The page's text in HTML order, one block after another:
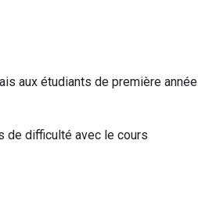
aux étudiants de première année
de difficulté avec le cours